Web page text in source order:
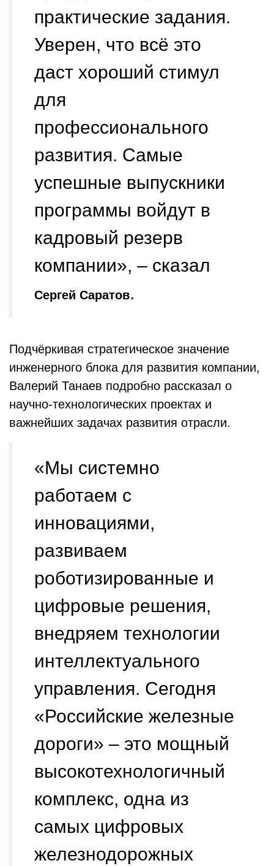
практические задания.
Уверен, что всё это
даст хороший стимул
для
профессионального
развития. Самые
успешные выпускники
программы войдут в
кадровый резерв
компании», – сказал
Сергей Саратов.
Подчёркивая стратегическое значение
инженерного блока для развития компании,
Валерий Танаев подробно рассказал о
научно-технологических проектах и
важнейших задачах развития отрасли.
«Мы системно
работаем с
инновациями,
развиваем
роботизированные и
цифровые решения,
внедряем технологии
интеллектуального
управления. Сегодня
«Российские железные
дороги» – это мощный
высокотехнологичный
комплекс, одна из
самых цифровых
железнодорожных